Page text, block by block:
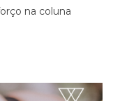
na coluna